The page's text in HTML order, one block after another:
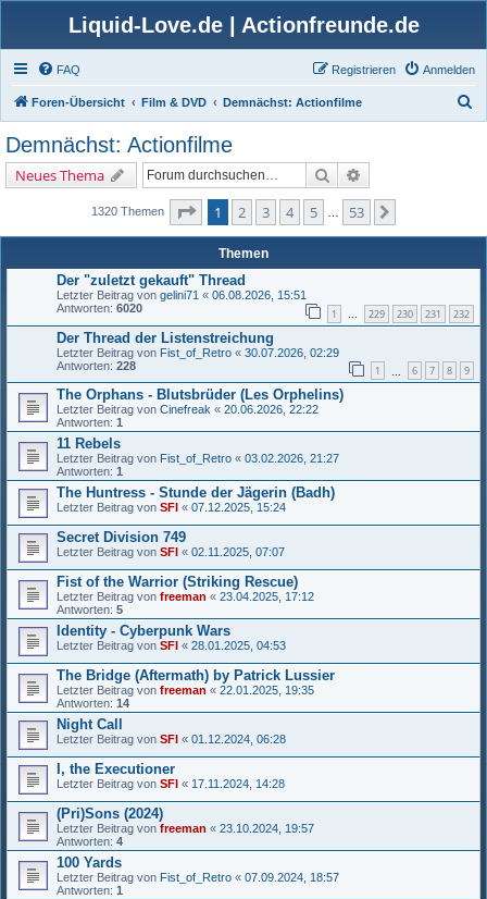
Liquid-Love.de | Actionfreunde.de
FAQ Anmelden
Registrieren
Foren-Übersicht Film & DVD Demnächst: Actionfilme
Demnächst: Actionfilme
Neues Thema Suche
1320 Themen Seite von
1 2 3 4 5 53
Themen
Der "zuletzt gekauft" Thread
Letzter Beitrag von gelini71 « 06.08.2026, 15:51
Antworten: 6020 1 … 229 230 231 232
Der Thread der Listenstreichung
Letzter Beitrag von Fist_of_Retro « 30.07.2026, 02:29
Antworten: 228 1 6 7 8 9
The Orphans - Blutsbrüder (Les Orphelins)
Letzter Beitrag von Cinefreak « 20.06.2026, 22:22
Antworten: 1
11 Rebels
Letzter Beitrag von Fist_of_Retro « 03.02.2026, 21:27
Antworten: 1
The Huntress - Stunde der Jägerin (Badh)
Letzter Beitrag von SFI « 07.12.2025, 15:24
Secret Division 749
Letzter Beitrag von SFI « 02.11.2025, 07:07
Fist of the Warrior (Striking Rescue)
Letzter Beitrag von freeman « 23.04.2025, 17:12
Antworten: 5
Identity - Cyberpunk Wars
Letzter Beitrag von SFI « 28.01.2025, 04:53
The Bridge (Aftermath) by Patrick Lussier
Letzter Beitrag von freeman « 22.01.2025, 19:35
Antworten: 14
Night Call
Letzter Beitrag von SFI « 01.12.2024, 06:28
I, the Executioner
Letzter Beitrag von SFI « 17.11.2024, 14:28
(Pri)Sons (2024)
Letzter Beitrag von freeman « 23.10.2024, 19:57
Antworten: 4
100 Yards
Letzter Beitrag von Fist_of_Retro « 07.09.2024, 18:57
Antworten: 1